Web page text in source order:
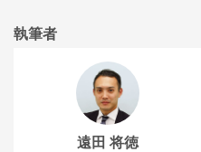
執筆者
遠田 将徳